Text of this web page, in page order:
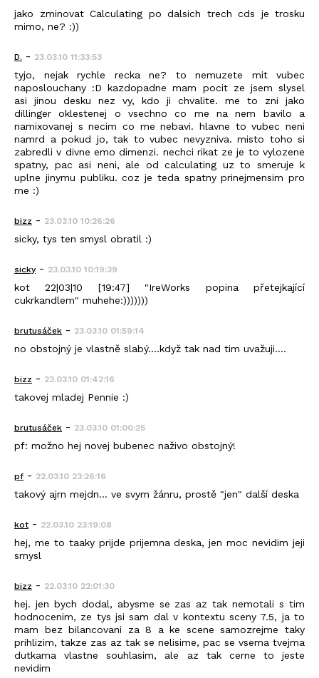
jako zminovat Calculating po dalsich trech cds je trosku
mimo, ne? :))
D. - 23.03.10 11:33:53
tyjo, nejak rychle recka ne? to nemuzete mit vubec
naposlouchany :D kazdopadne mam pocit ze jsem slysel
asi jinou desku nez vy, kdo ji chvalite. me to zni jako
dillinger oklestenej o vsechno co me na nem bavilo a
namixovanej s necim co me nebavi. hlavne to vubec neni
namrd a pokud jo, tak to vubec nevyzniva. misto toho si
zabredli v divne emo dimenzi. nechci rikat ze je to vylozene
spatny, pac asi neni, ale od calculating uz to smeruje k
uplne jinymu publiku. coz je teda spatny prinejmensim pro
me :)
bizz - 23.03.10 10:26:26
sicky, tys ten smysl obratil :)
sicky - 23.03.10 10:19:39
kot 22|03|10 [19:47] "IreWorks popina přetejkající
cukrkandlem" muhehe:)))))))
brutusáček - 23.03.10 01:59:14
no obstojný je vlastně slabý....když tak nad tim uvažuji....
bizz - 23.03.10 01:42:16
takovej mladej Pennie :)
brutusáček - 23.03.10 01:00:25
pf: možno hej novej bubenec naživo obstojný!
pf - 22.03.10 23:26:16
takový ajrn mejdn... ve svym žánru, prostě "jen" další deska
kot- 22.03.10 23:19:08
hej, me to taaky prijde prijemna deska, jen moc nevidim jeji
smysl
bizz - 22.03.10 22:01:30
hej. jen bych dodal, abysme se zas az tak nemotali s tim
hodnocenim, ze tys jsi sam dal v kontextu sceny 7.5, ja to
mam bez bilancovani za 8 a ke scene samozrejme taky
prihlizim, takze zas az tak se nelisime, pac se vsema tvejma
dutkama vlastne souhlasim, ale az tak cerne to jeste
nevidim